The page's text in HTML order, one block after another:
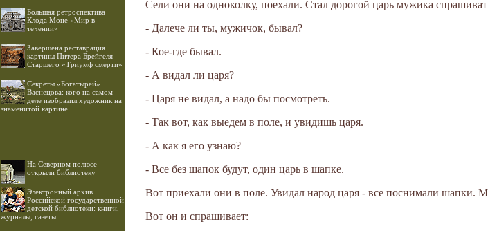
Большая ретроспектива
Клода Моне «Мир в
течении»
Завершена реставрация
картины Питера Брейгеля
Старшего «Триумф смерти»
Секреты «Богатырей»
Васнецова: кого на самом
деле изобразил художник на
знаменитой картине
На Северном полюсе
открыли библиотеку
Электронный архив
Российской государственной
детской библиотеки: книги,
журналы, газеты
Сели они на одноколку, поехали. Стал дорогой царь мужика
- Далече ли ты, мужичок, бывал?
- Кое-где бывал.
- А видал ли царя?
- Царя не видал, а надо бы посмотреть.
- Так вот, как выедем в поле, и увидишь царя.
- А как я его узнаю?
- Все без шапок будут, один царь в шапке.
Вот приехали они в поле. Увидал народ царя - все поснимали шапки.
Вот он и спрашивает: